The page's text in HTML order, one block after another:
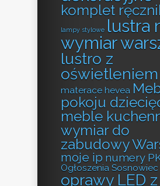
komplet
lampy stylowe lustra
wymiar
lustro z
oświetleniem
materace hevea
pokoju
meble
wymiar do
zabudowy
moje ip numery
Ogłoszenia Sosnowiec
oprawy LED z